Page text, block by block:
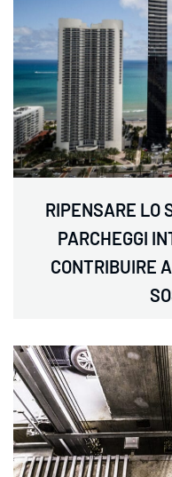
RIPENSARE LO
PARCHEGGI
CONTRIBUIRE